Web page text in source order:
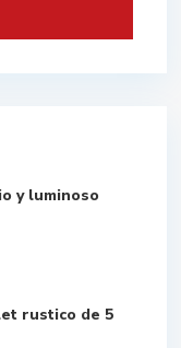
y luminoso
rustico de 5